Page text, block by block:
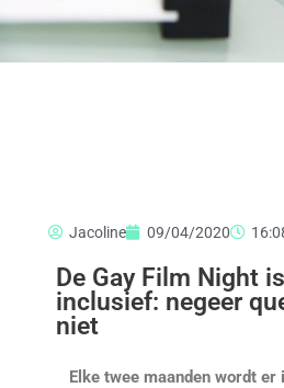
Jacoline 09/04/2020
De Gay Film Night
inclusief: negeer
niet
Elke twee maanden wordt